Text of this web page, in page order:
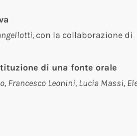
con la collaborazione di
di una fonte orale
Francesco Leonini, Lucia Massi,